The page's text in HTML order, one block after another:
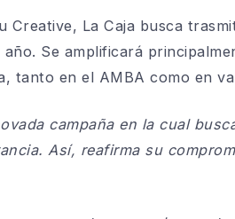
La Caja busca
Se amplificará
tanto en el AMBA como en
campaña en la cual
Así, reafirma su